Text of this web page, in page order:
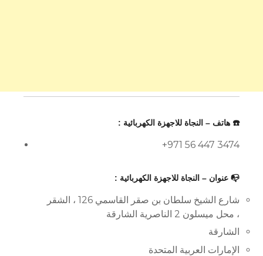
☎️ هاتف – النجاة للاجهزة الكهربائية :
+971 56 447 3474
📭 عنوان – النجاة للاجهزة الكهربائية :
شارع الشيخ سلطان بن صقر القاسمي 126 ، الشقر
، محل ميسلون 2 الناصرية الشارقة
الشارقة
الإمارات العربية المتحدة